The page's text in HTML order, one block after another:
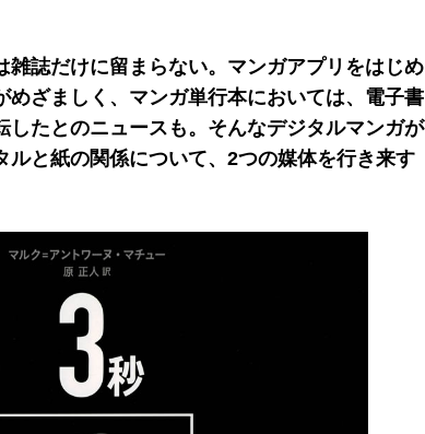
雑誌だけに留まらない。マンガアプリをはじめ
めざましく、マンガ単行本においては、電子書
したとのニュースも。そんなデジタルマンガが
ルと紙の関係について、2つの媒体を行き来す